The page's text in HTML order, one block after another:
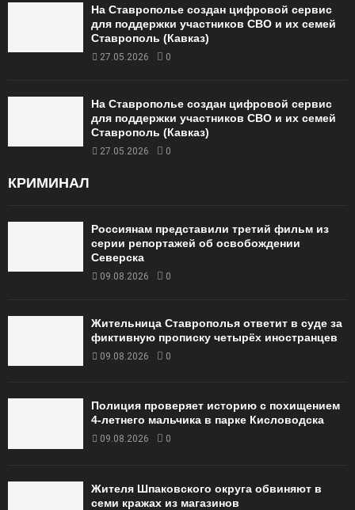
На Ставрополье создан цифровой сервис
для поддержки участников СВО и их семей
Ставрополь (Кавказ)
27.05.2026 0
На Ставрополье создан цифровой сервис
для поддержки участников СВО и их семей
Ставрополь (Кавказ)
27.05.2026 0
КРИМИНАЛ
Россиянам представили третий фильм из
серии репортажей об освобождении
Северска
09.08.2026 0
Жительница Ставрополья ответит в суде за
фиктивную прописку четырёх иностранцев
09.08.2026 0
Полиция проверяет историю с похищением
4-летнего мальчика в парке Кисловодска
09.08.2026 0
Жителя Шпаковского округа обвиняют в
семи кражах из магазинов